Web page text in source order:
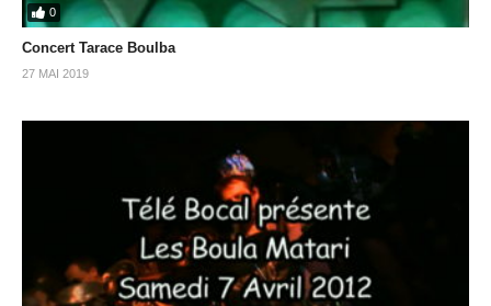
0
Concert Tarace Boulba
27 MAI 2019